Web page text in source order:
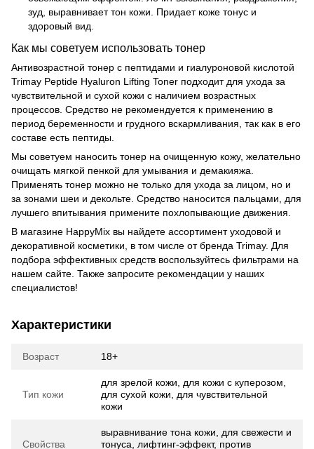
зуд, выравнивает тон кожи. Придает коже тонус и
здоровый вид.
Как мы советуем использовать тонер
Антивозрастной тонер с пептидами и гиалуроновой кислотой
Trimay Peptide Hyaluron Lifting Toner подходит для ухода за
чувствительной и сухой кожи с наличием возрастных
процессов. Средство не рекомендуется к применению в
период беременности и грудного вскармливания, так как в его
составе есть пептиды.
Мы советуем наносить тонер на очищенную кожу, желательно
очищать мягкой пенкой для умывания и демакияжа.
Применять тонер можно не только для ухода за лицом, но и
за зонами шеи и декольте. Средство наносится пальцами, для
лучшего впитывания примените похлопывающие движения.
В магазине HappyMix вы найдете ассортимент уходовой и
декоративной косметики, в том числе от бренда Trimay. Для
подбора эффективных средств воспользуйтесь фильтрами на
нашем сайте. Также запросите рекомендации у наших
специалистов!
Характеристики
Возраст 18+
Тип кожи
для зрелой кожи, для кожи с куперозом,
для сухой кожи, для чувствительной
кожи
Свойства
выравнивание тона кожи, для свежести и
тонуса, лифтинг-эффект, против